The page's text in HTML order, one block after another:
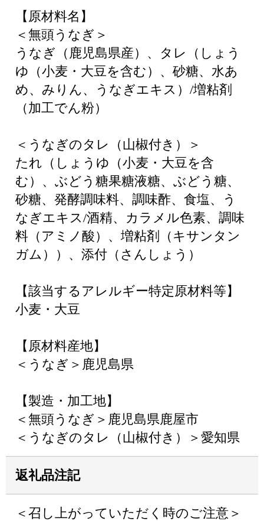
【原材料名】
＜無頭うなぎ＞
うなぎ（鹿児島県産）、タレ（しょう
ゆ（小麦・大豆を含む）、砂糖、水あ
め、みりん、うなぎエキス）/増粘剤
（加工でん粉）
＜うなぎのタレ（山椒付き）＞
たれ（しょうゆ（小麦・大豆を含
む）、ぶどう糖果糖液糖、ぶどう糖、
砂糖、発酵調味料、調味酢、食塩、う
なぎエキス/酒精、カラメル色素、調味
料（アミノ酸）、増粘剤（キサンタン
ガム））、添付（さんしょう）
【該当するアレルギー特定原材料等】
小麦・大豆
【原材料産地】
＜うなぎ＞鹿児島県
【製造・加工地】
＜無頭うなぎ＞鹿児島県鹿屋市
＜うなぎのタレ（山椒付き）＞愛知県
返礼品注記
＜召し上がっていただく時のご注意＞